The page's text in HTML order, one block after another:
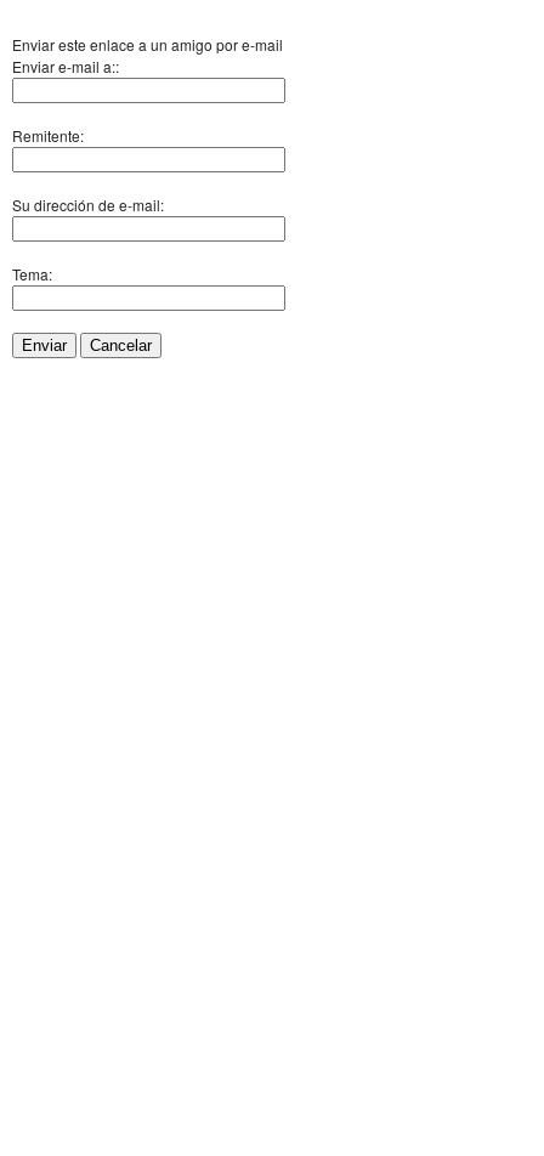
Enviar este enlace a un amigo por e-mail
Enviar e-mail a::
Remitente:
Su dirección de e-mail:
Tema:
Enviar Cancelar